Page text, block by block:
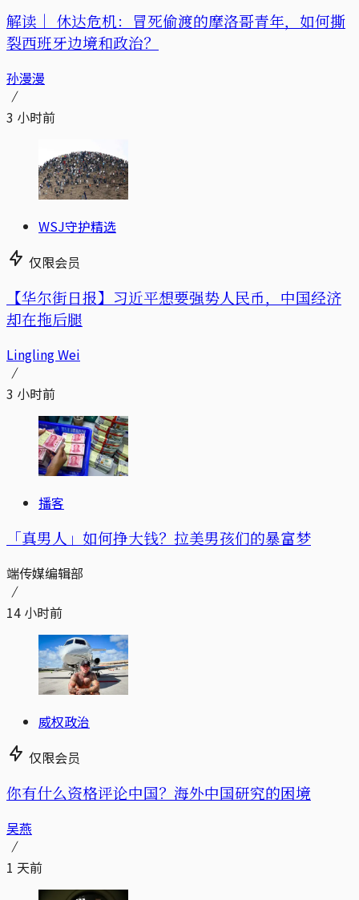
解读｜ 休达危机：冒死偷渡的摩洛哥青年，如何撕
裂西班牙边境和政治？
孙漫漫
3 小时前
WSJ守护精选
仅限会员
【华尔街日报】习近平想要强势人民币，中国经济
却在拖后腿
Lingling Wei
3 小时前
播客
「真男人」如何挣大钱？拉美男孩们的暴富梦
端传媒编辑部
14 小时前
威权政治
仅限会员
你有什么资格评论中国？海外中国研究的困境
吴燕
1 天前